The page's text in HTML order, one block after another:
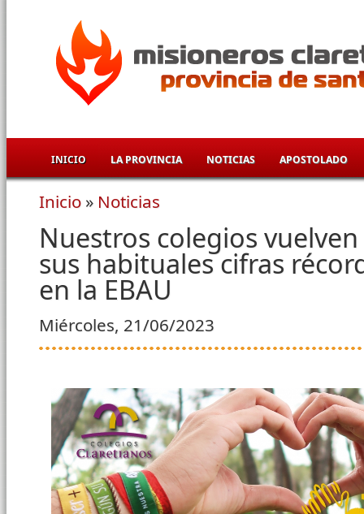
INICIO LA PROVINCIA NOTICIAS APOSTOLADO
Se encuentra usted aquí
Inicio » Noticias
Nuestros colegios
sus habituales cifras
en la EBAU
Miércoles, 21/06/2023